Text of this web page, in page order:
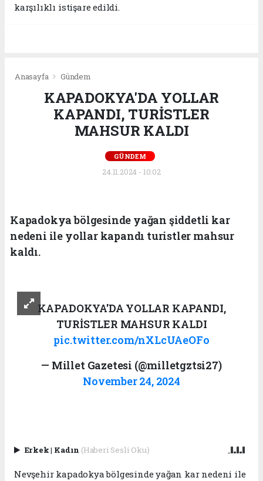
karşılıklı istişare edildi.
Anasayfa Gündem
KAPADOKYA'DA YOLLAR
KAPANDI, TURİSTLER
MAHSUR KALDI
GÜNDEM
24.11.2024 - 10:02
Kapadokya bölgesinde yağan şiddetli kar
nedeni ile yollar kapandı turistler mahsur
kaldı.
KAPADOKYA'DA YOLLAR KAPANDI,
TURİSTLER MAHSUR KALDI
pic.twitter.com/nXLcUAeOFo
— Millet Gazetesi (@milletgztsi27)
November 24, 2024
Erkek| Kadın (Haberi Sesli Oku)
Nevşehir kapadokya bölgesinde yağan kar nedeni ile